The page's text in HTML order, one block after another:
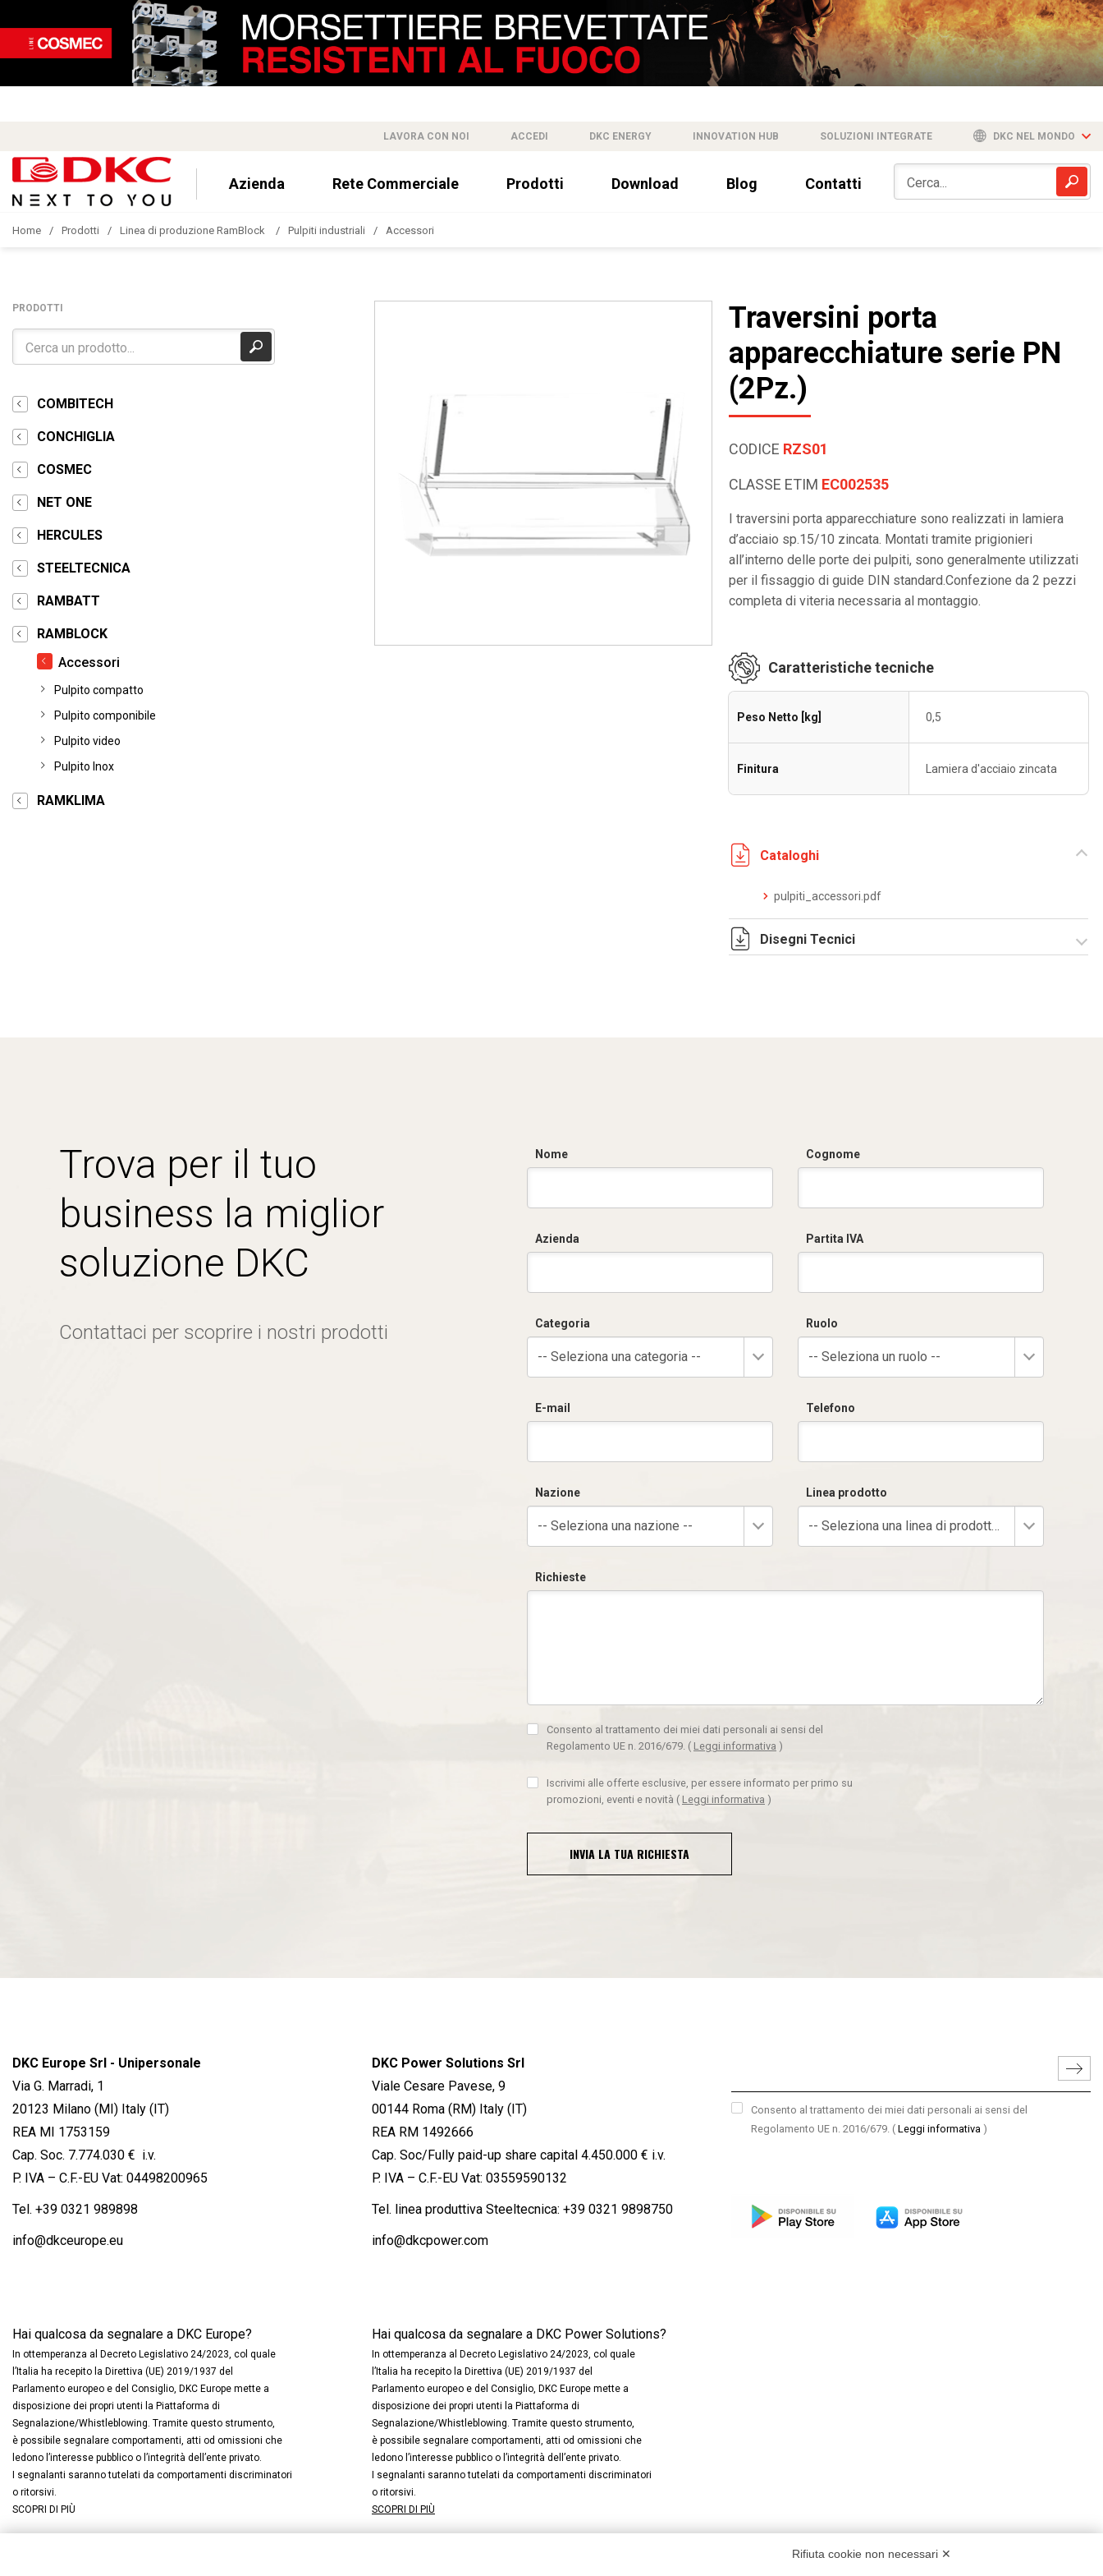
LAVORA CON NOI ACCEDI DKC ENERGY INNOVATION HUB SOLUZIONI INTEGRATE DKC NEL MONDO
Azienda Rete Commerciale Prodotti Download Blog Contatti
Home Prodotti Linea di produzione RamBlock Pulpiti industriali Accessori
PRODOTTI
COMBITECH
CONCHIGLIA
COSMEC
NET ONE
HERCULES
STEELTECNICA
RAMBATT
RAMBLOCK
Accessori
Pulpito compatto
Pulpito componibile
Pulpito video
Pulpito Inox
RAMKLIMA
Traversini porta
apparecchiature serie PN
(2Pz.)
CODICE RZS01
CLASSE ETIM EC002535
I traversini porta apparecchiature sono realizzati in lamiera
d’acciaio sp.15/10 zincata. Montati tramite prigionieri
all’interno delle porte dei pulpiti, sono generalmente utilizzati
per il fissaggio di guide DIN standard.Confezione da 2 pezzi
completa di viteria necessaria al montaggio.
Caratteristiche tecniche
Peso Netto [kg] 0,5
Finitura Lamiera d'acciaio zincata
Cataloghi
pulpiti_accessori.pdf
Disegni Tecnici
Trova per il tuo
business la miglior
soluzione DKC
Contattaci per scoprire i nostri prodotti
Nome Cognome
Azienda Partita IVA
Categoria
-- Seleziona una categoria --
Ruolo
-- Seleziona un ruolo --
E-mail Telefono
Nazione
-- Seleziona una nazione --
Linea prodotto
-- Seleziona una linea di prodotto --
Richieste
Consento al trattamento dei miei dati personali ai sensi del
Regolamento UE n. 2016/679. ( Leggi informativa )
Iscrivimi alle offerte esclusive, per essere informato per primo su
promozioni, eventi e novità ( Leggi informativa )
INVIA LA TUA RICHIESTA
DKC Europe Srl - Unipersonale
Via G. Marradi, 1
20123 Milano (MI) Italy (IT)
REA MI 1753159
Cap. Soc. 7.774.030 € i.v.
P. IVA – C.F.-EU Vat: 04498200965
Tel. +39 0321 989898
info@dkceurope.eu
Hai qualcosa da segnalare a DKC Europe?
In ottemperanza al Decreto Legislativo 24/2023, col quale
l’Italia ha recepito la Direttiva (UE) 2019/1937 del
Parlamento europeo e del Consiglio, DKC Europe mette a
disposizione dei propri utenti la Piattaforma di
Segnalazione/Whistleblowing. Tramite questo strumento,
è possibile segnalare comportamenti, atti od omissioni che
ledono l’interesse pubblico o l’integrità dell’ente privato.
I segnalanti saranno tutelati da comportamenti discriminatori
o ritorsivi.
SCOPRI DI PIÙ
DKC Power Solutions Srl
Viale Cesare Pavese, 9
00144 Roma (RM) Italy (IT)
REA RM 1492666
Cap. Soc/Fully paid-up share capital 4.450.000 € i.v.
P. IVA – C.F.-EU Vat: 03559590132
Tel. linea produttiva Steeltecnica: +39 0321 9898750
info@dkcpower.com
Hai qualcosa da segnalare a DKC Power Solutions?
In ottemperanza al Decreto Legislativo 24/2023, col quale
l’Italia ha recepito la Direttiva (UE) 2019/1937 del
Parlamento europeo e del Consiglio, DKC Europe mette a
disposizione dei propri utenti la Piattaforma di
Segnalazione/Whistleblowing. Tramite questo strumento,
è possibile segnalare comportamenti, atti od omissioni che
ledono l’interesse pubblico o l’integrità dell’ente privato.
I segnalanti saranno tutelati da comportamenti discriminatori
o ritorsivi.
SCOPRI DI PIÙ
Consento al trattamento dei miei dati personali ai sensi del
Regolamento UE n. 2016/679. ( Leggi informativa )
Rifiuta cookie non necessari ✕